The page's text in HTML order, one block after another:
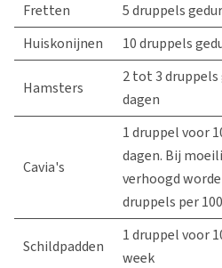
Fretten
5 druppels
Huiskonijnen
10 druppels
Hamsters
2 tot 3 druppels
dagen
Cavia's
1 druppel voor
dagen. Bij
verhoogd
druppels per
Schildpadden
1 druppel voor
week